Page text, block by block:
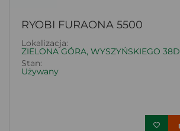
RYOBI FURAONA 5500
Lokalizacja:
ZIELONA GÓRA, WYSZYŃSKIEGO 38D
Stan:
Używany